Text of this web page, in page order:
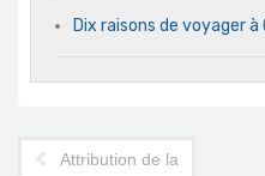
Dix raisons de voyager à
Attribution de la « Pomme